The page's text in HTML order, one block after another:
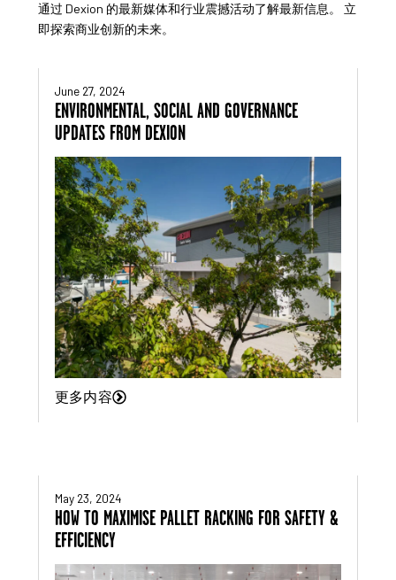
通过 Dexion 的最新媒体和行业震撼活动了解最新信息。 立
即探索商业创新的未来。
June 27, 2024
ENVIRONMENTAL, SOCIAL AND GOVERNANCE
UPDATES FROM DEXION
更多内容
May 23, 2024
HOW TO MAXIMISE PALLET RACKING FOR SAFETY &
EFFICIENCY